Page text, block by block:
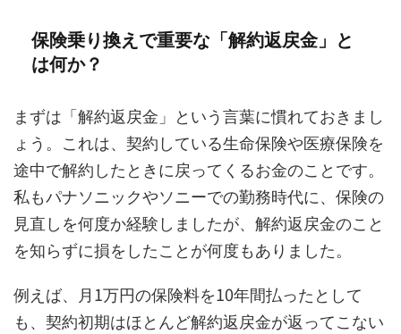
保険乗り換えで重要な「解約返戻金」と
は何か？
まずは「解約返戻金」という言葉に慣れておきまし
ょう。これは、契約している生命保険や医療保険を
途中で解約したときに戻ってくるお金のことです。
私もパナソニックやソニーでの勤務時代に、保険の
見直しを何度か経験しましたが、解約返戻金のこと
を知らずに損をしたことが何度もありました。
例えば、月1万円の保険料を10年間払ったとして
も、契約初期はほとんど解約返戻金が返ってこない